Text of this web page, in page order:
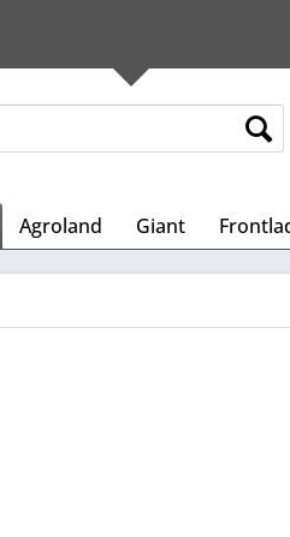
Agroland Giant